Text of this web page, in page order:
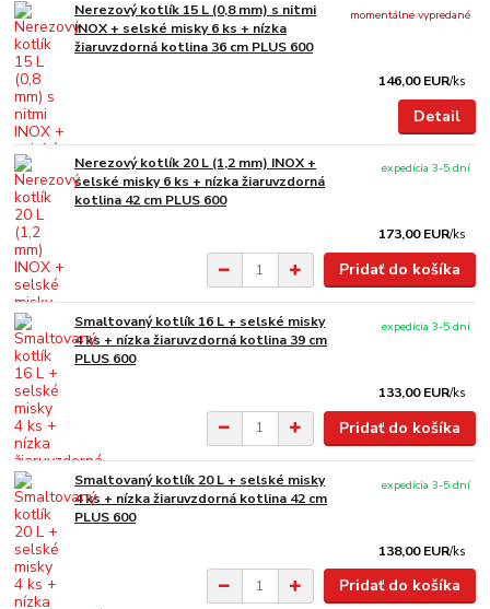
Nerezový kotlík 15 L (0,8 mm) s nitmi
INOX + selské misky 6 ks + nízka
žiaruvzdorná kotlina 36 cm PLUS 600
146,00 EUR/ks
momentálne vypredané
Detail
Nerezový kotlík 20 L (1,2 mm) INOX +
selské misky 6 ks + nízka žiaruvzdorná
kotlina 42 cm PLUS 600
173,00 EUR/ks
expedícia 3-5 dní
Pridať do košíka
Smaltovaný kotlík 16 L + selské misky
4 ks + nízka žiaruvzdorná kotlina 39 cm
PLUS 600
133,00 EUR/ks
expedícia 3-5 dní
Pridať do košíka
Smaltovaný kotlík 20 L + selské misky
4 ks + nízka žiaruvzdorná kotlina 42 cm
PLUS 600
138,00 EUR/ks
expedícia 3-5 dní
Pridať do košíka